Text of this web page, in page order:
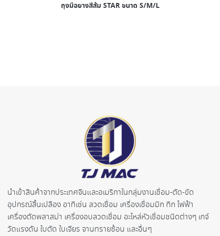
ถุงมือยางสีส้ม STAR ขนาด S/M/L
นำเข้าสินค้าจากประเทศจีนและอเมริกาในกลุ่มงานเชื่อม-ตัด-ขัด
อุปกรณ์สิ้นเปลือง อาทิเช่น ลวดเชื่อม เครื่องเชื่อมมิก ทิก ไฟฟ้า
เครื่องตัดพลาสม่า เครื่องอบลวดเชื่อม อะไหล่หัวเชื่อมชนิดต่างๆ เกจ์
วัดแรงดัน ใบตัด ใบเจียร จานทรายซ้อน และอื่นๆ